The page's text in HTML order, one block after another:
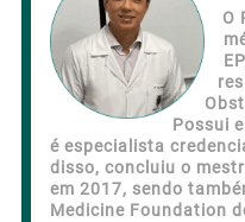
O
Possui
é especialista
disso, concluiu o
em 2017, sendo
Medicine Foundation